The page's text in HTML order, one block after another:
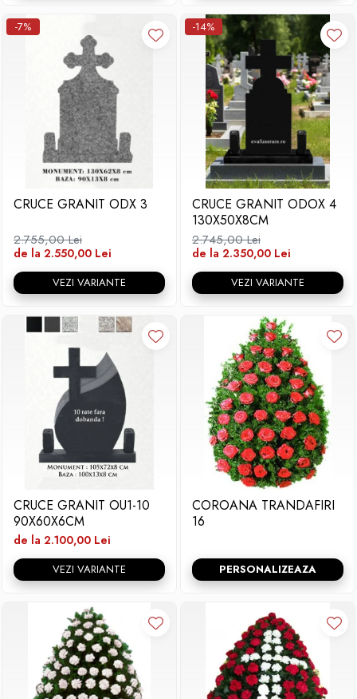
-7%
CRUCE GRANIT ODX 3
2.755,00 Lei
de la 2.550,00 Lei
VEZI VARIANTE
-14%
CRUCE GRANIT ODOX 4
130X50X8CM
2.745,00 Lei
de la 2.350,00 Lei
VEZI VARIANTE
CRUCE GRANIT OU1-10
90X60X6CM
de la 2.100,00 Lei
VEZI VARIANTE
COROANA TRANDAFIRI
16
PERSONALIZEAZA